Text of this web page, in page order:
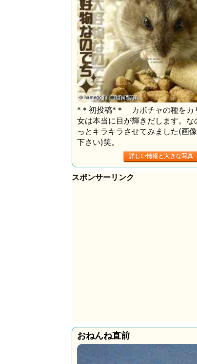
*＊初投稿*＊ カボチャの種をカ
女は本当に目が輝きだします。な
っとキラキラさせてみました(画
下さい)笑。
詳しい情報と大きな写真
スポンサーリンク
おねんね直前